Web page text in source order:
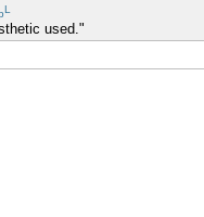
L
used."